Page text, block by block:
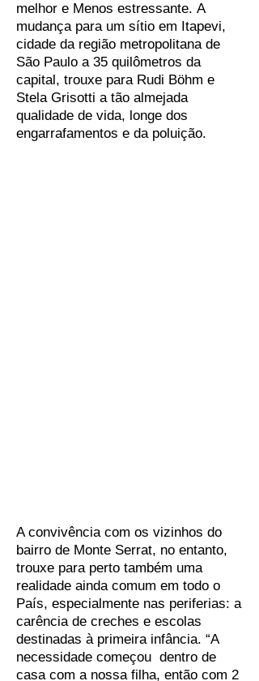
melhor e Menos estressante. A
mudança para um sítio em Itapevi,
cidade da região metropolitana de
São Paulo a 35 quilômetros da
capital, trouxe para Rudi Böhm e
Stela Grisotti a tão almejada
qualidade de vida, longe dos
engarrafamentos e da poluição.
A convivência com os vizinhos do
bairro de Monte Serrat, no entanto,
trouxe para perto também uma
realidade ainda comum em todo o
País, especialmente nas periferias: a
carência de creches e escolas
destinadas à primeira infância. “A
necessidade começou dentro de
casa com a nossa filha, então com 2